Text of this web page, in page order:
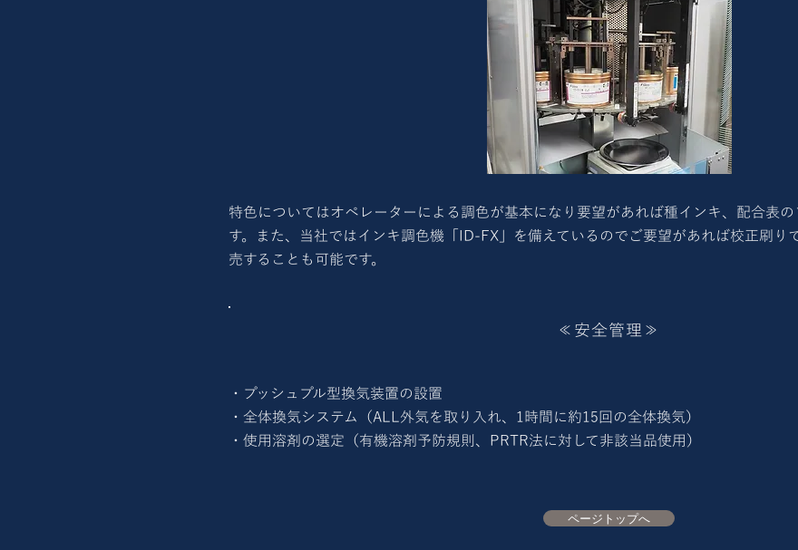
特色についてはオペレーターによる調色が基本になり要望があれば種インキ、配合表
す。また、当社ではインキ調色機「ID-FX」を備えているのでご要望があれば校正刷り
売することも可能です。
≪安全管理≫
・プッシュプル型換気装置の設置
・全体換気システム（ALL外気を取り入れ、1時間に約15回の全体換気）
・使用溶剤の選定（有機溶剤予防規則、PRTR法に対して非該当品使用）
ページトップへ